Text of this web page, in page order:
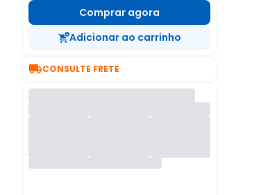
Comprar agora
Adicionar ao carrinho
CONSULTE FRETE